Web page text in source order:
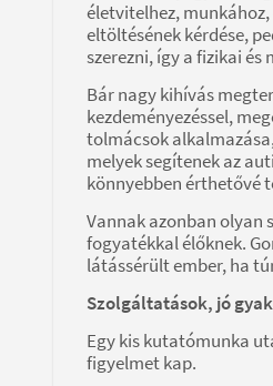
életvitelhez,
eltöltésének kérdése,
szerezni, így a fizikai és
Bár nagy kihívás
kezdeményezéssel,
tolmácsok
melyek segítenek az
könnyebben érthetővé
Vannak azonban olyan
fogyatékkal élőknek.
látássérült ember, ha
Szolgáltatások, jó
Egy kis kutatómunka
figyelmet kap.